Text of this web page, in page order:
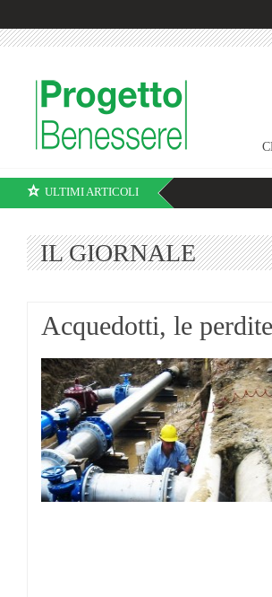
ULTIMI ARTICOLI
IL GIORNALE
Acquedotti, le